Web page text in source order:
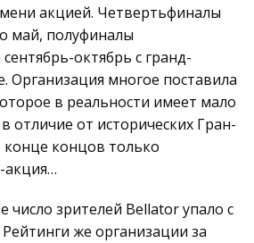
акцией. Четвертьфиналы
май, полуфиналы
октябрь с гранд-
Организация многое поставила
в реальности имеет мало
отличие от исторических Гран-
концов только
акция…
число зрителей Bellator упало с
Рейтинги же организации за